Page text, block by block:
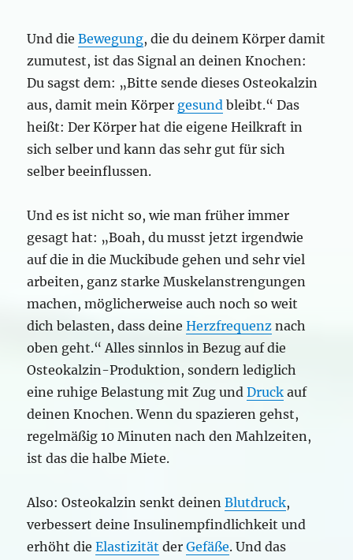
Und dieBewegung, die du deinem Körper damit
zumutest, ist das Signal an deinen Knochen:
Du sagst dem: „Bitte sende dieses Osteokalzin
aus, damit mein Körper gesund bleibt.“ Das
heißt: Der Körper hat die eigene Heilkraft in
sich selber und kann das sehr gut für sich
selber beeinflussen.
Und es ist nicht so, wie man früher immer
gesagt hat: „Boah, du musst jetzt irgendwie
auf die in die Muckibude gehen und sehr viel
arbeiten, ganz starke Muskelanstrengungen
machen, möglicherweise auch noch so weit
dich belasten, dass deineHerzfrequenz nach
oben geht.“ Alles sinnlos in Bezug auf die
Osteokalzin-Produktion, sondern lediglich
eine ruhige Belastung mit Zug undDruck auf
deinen Knochen. Wenn du spazieren gehst,
regelmäßig 10 Minuten nach den Mahlzeiten,
ist das die halbe Miete.
Also: Osteokalzin senkt deinenBlutdruck,
verbessert deine Insulinempfindlichkeit und
erhöht dieElastizität derGefäße. Und das